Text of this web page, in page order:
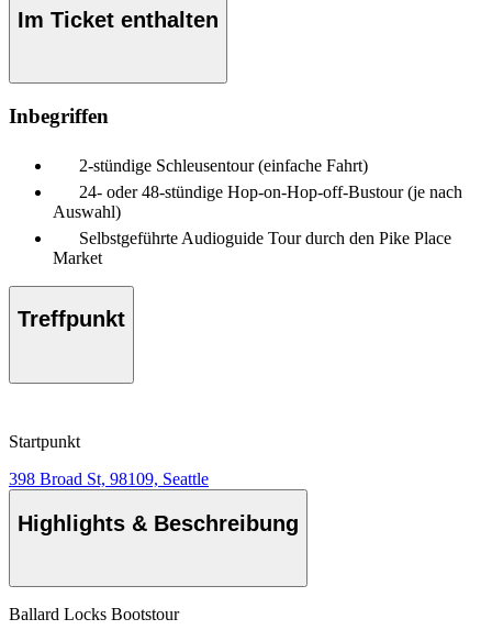
Im Ticket enthalten
Inbegriffen
2-stündige Schleusentour (einfache Fahrt)
24- oder 48-stündige Hop-on-Hop-off-Bustour (je nach
Auswahl)
Selbstgeführte Audioguide Tour durch den Pike Place
Market
Treffpunkt
Startpunkt
398 Broad St, 98109, Seattle
Highlights & Beschreibung
Ballard Locks Bootstour